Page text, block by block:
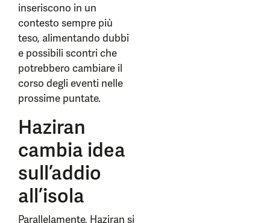
inseriscono in un
contesto sempre più
teso, alimentando dubbi
e possibili scontri che
potrebbero cambiare il
corso degli eventi nelle
prossime puntate.
Haziran
cambia idea
sull’addio
all’isola
Parallelamente, Haziran si